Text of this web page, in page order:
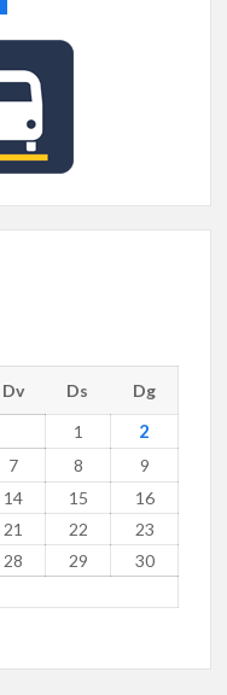
Dv Ds
Dg
1
2
7 8
9
14 15
16
21 22
23
28 29
30